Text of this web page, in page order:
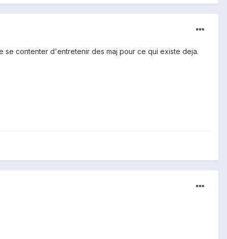
contenter d'entretenir des maj pour ce qui existe deja.